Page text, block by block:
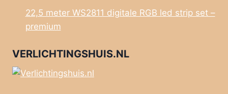
22,5 meter WS2811 digitale RGB led strip set –
premium
VERLICHTINGSHUIS.NL